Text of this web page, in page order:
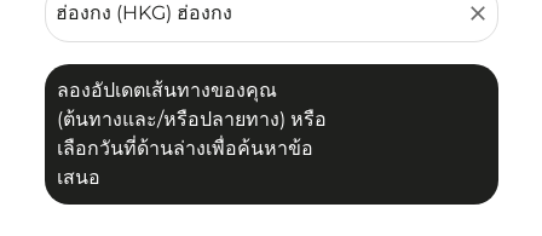
close
ลองอัปเดตเส้นทางของคุณ
(ต้นทางและ/หรือปลายทาง) หรือ
เลือกวันที่ด้านล่างเพื่อค้นหาข้อ
เสนอ